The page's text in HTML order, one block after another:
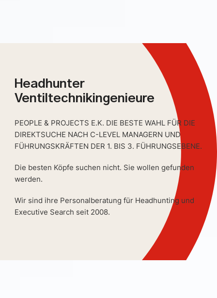
Headhunter
Ventiltechnikingenieure
PEOPLE & PROJECTS E.K. DIE BESTE WAHL FÜR DIE
DIREKTSUCHE NACH C-LEVEL MANAGERN UND
FÜHRUNGSKRÄFTEN DER 1. BIS 3. FÜHRUNGSEBENE.
Die besten Köpfe suchen nicht. Sie wollen gefunden
werden.
Wir sind ihre Personalberatung für Headhunting und
Executive Search seit 2008.